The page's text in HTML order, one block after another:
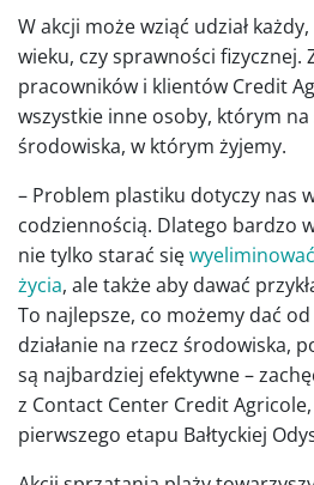
W akcji może wziąć udział
wieku, czy sprawności fizycznej.
pracowników i klientów Credit
wszystkie inne osoby, którym
środowiska, w którym żyjemy.
– Problem plastiku dotyczy nas
codziennością. Dlatego bardzo
nie tylko starać się
życia, ale także aby dawać
To najlepsze, co możemy dać
działanie na rzecz środowiska,
są najbardziej efektywne –
z Contact Center Credit
pierwszego etapu Bałtyckiej